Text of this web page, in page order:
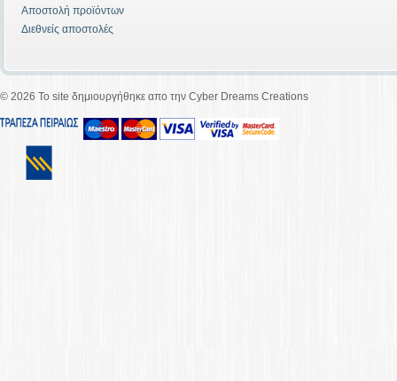
Αποστολή προϊόντων
Διεθνείς αποστολές
© 2026 To site δημιουργήθηκε απο την Cyber Dreams Creations